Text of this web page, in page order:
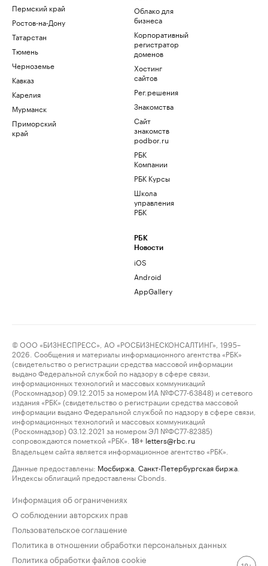
Пермский край
Ростов-на-Дону
Татарстан
Тюмень
Черноземье
Кавказ
Карелия
Мурманск
Приморский
край
Облако для
бизнеса
Корпоративный
регистратор
доменов
Хостинг
сайтов
Рег.решения
Знакомства
Сайт
знакомств
podbor.ru
РБК
Компании
РБК Курсы
Школа
управления
РБК
РБК
Новости
iOS
Android
AppGallery
© ООО «БИЗНЕСПРЕСС», АО «РОСБИЗНЕСКОНСАЛТИНГ», 1995–
2026. Сообщения и материалы информационного агентства «РБК»
(свидетельство о регистрации средства массовой информации
выдано Федеральной службой по надзору в сфере связи,
информационных технологий и массовых коммуникаций
(Роскомнадзор) 09.12.2015 за номером ИА №ФС77-63848) и сетевого
издания «РБК» (свидетельство о регистрации средства массовой
информации выдано Федеральной службой по надзору в сфере связи,
информационных технологий и массовых коммуникаций
(Роскомнадзор) 03.12.2021 за номером ЭЛ №ФС77-82385)
сопровождаются пометкой «РБК».
18+ letters@rbc.ru
Владельцем сайта является информационное агентство «РБК».
Данные предоставлены: Мосбиржа Санкт-Петербургская биржа
Индексы облигаций предоставлены Cbonds.
Информация об ограничениях
О соблюдении авторских прав
Пользовательское соглашение
Политика в отношении обработки персональных данных
Политика обработки файлов cookie